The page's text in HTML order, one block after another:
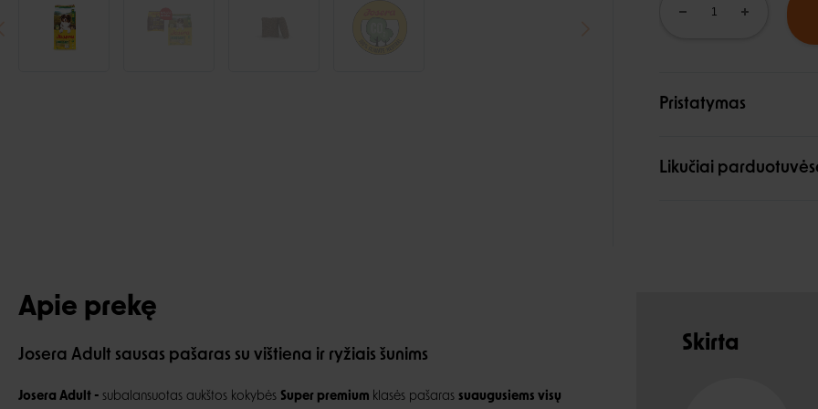
Pristatymas
Likučiai
Apie prekę
Josera Adult sausas pašaras su vištiena ir ryžiais šunims
Josera Adult - subalansuotas aukštos kokybės Super premium klasės pašaras suaugusiems visų
Skirta